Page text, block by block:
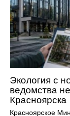
Экология с
ведомства
Красноярска
Красноярское